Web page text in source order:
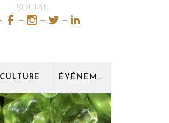
SOCIAL
CULTURE ÉVÉNEMENT